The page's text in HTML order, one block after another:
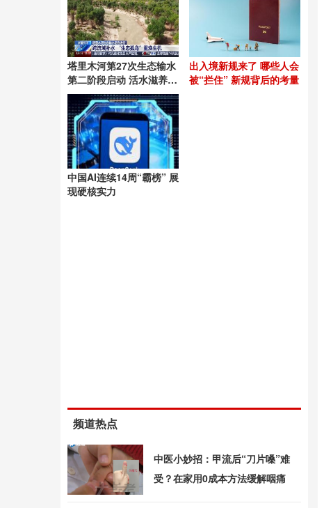
塔里木河第27次生态输水
第二阶段启动 活水滋养绿
洲
出入境新规来了 哪些人会
被“拦住” 新规背后的考量
中国AI连续14周“霸榜” 展
现硬核实力
频道热点
中医小妙招：甲流后“刀片嗓”难
受？在家用0成本方法缓解咽痛